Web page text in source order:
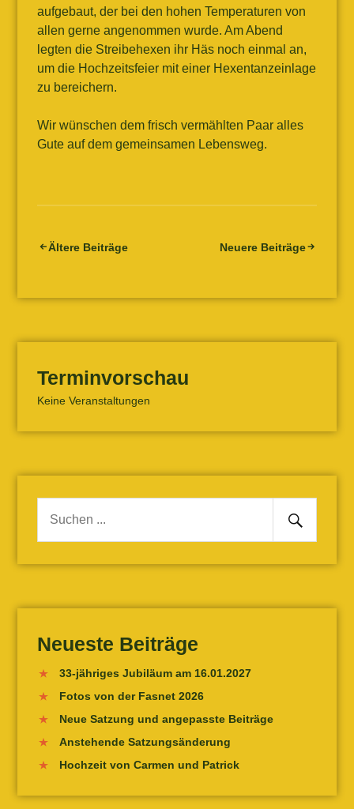
aufgebaut, der bei den hohen Temperaturen von
allen gerne angenommen wurde. Am Abend
legten die Streibehexen ihr Häs noch einmal an,
um die Hochzeitsfeier mit einer Hexentanzeinlage
zu bereichern.
Wir wünschen dem frisch vermählten Paar alles
Gute auf dem gemeinsamen Lebensweg.
Beitragsnavigation
Ältere Beiträge Neuere Beiträge
Terminvorschau
Keine Veranstaltungen
Suche
Senden
Neueste Beiträge
33-jähriges Jubiläum am 16.01.2027
Fotos von der Fasnet 2026
Neue Satzung und angepasste Beiträge
Anstehende Satzungsänderung
Hochzeit von Carmen und Patrick